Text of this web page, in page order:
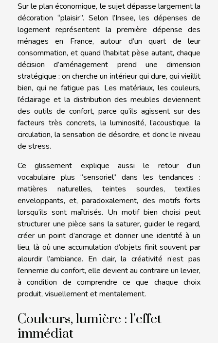
Sur le plan économique, le sujet dépasse largement la
décoration “plaisir”. Selon l’Insee, les dépenses de
logement représentent la première dépense des
ménages en France, autour d’un quart de leur
consommation, et quand l’habitat pèse autant, chaque
décision d’aménagement prend une dimension
stratégique : on cherche un intérieur qui dure, qui vieillit
bien, qui ne fatigue pas. Les matériaux, les couleurs,
l’éclairage et la distribution des meubles deviennent
des outils de confort, parce qu’ils agissent sur des
facteurs très concrets, la luminosité, l’acoustique, la
circulation, la sensation de désordre, et donc le niveau
de stress.
Ce glissement explique aussi le retour d’un
vocabulaire plus “sensoriel” dans les tendances :
matières naturelles, teintes sourdes, textiles
enveloppants, et, paradoxalement, des motifs forts
lorsqu’ils sont maîtrisés. Un motif bien choisi peut
structurer une pièce sans la saturer, guider le regard,
créer un point d’ancrage et donner une identité à un
lieu, là où une accumulation d’objets finit souvent par
alourdir l’ambiance. En clair, la créativité n’est pas
l’ennemie du confort, elle devient au contraire un levier,
à condition de comprendre ce que chaque choix
produit, visuellement et mentalement.
Couleurs, lumière : l’effet
immédiat